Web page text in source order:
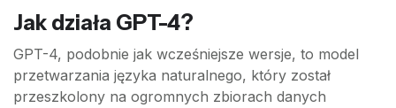
Jak działa GPT-4?
GPT-4, podobnie jak wcześniejsze wersje, to model
przetwarzania języka naturalnego, który został
przeszkolony na ogromnych zbiorach danych